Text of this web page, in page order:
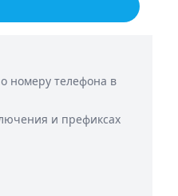
номеру телефона в
и префиксах